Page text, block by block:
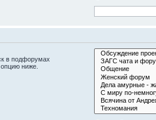
в подфорумах
ниже.